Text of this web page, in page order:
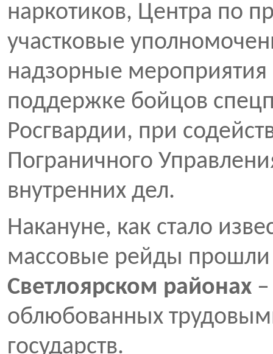
наркотиков, Центра по
участковые
надзорные мероприятия
поддержке бойцов
Росгвардии, при
Пограничного
внутренних дел.
Накануне, как стало
массовые рейды
Светлоярском районах
облюбованных
государств.